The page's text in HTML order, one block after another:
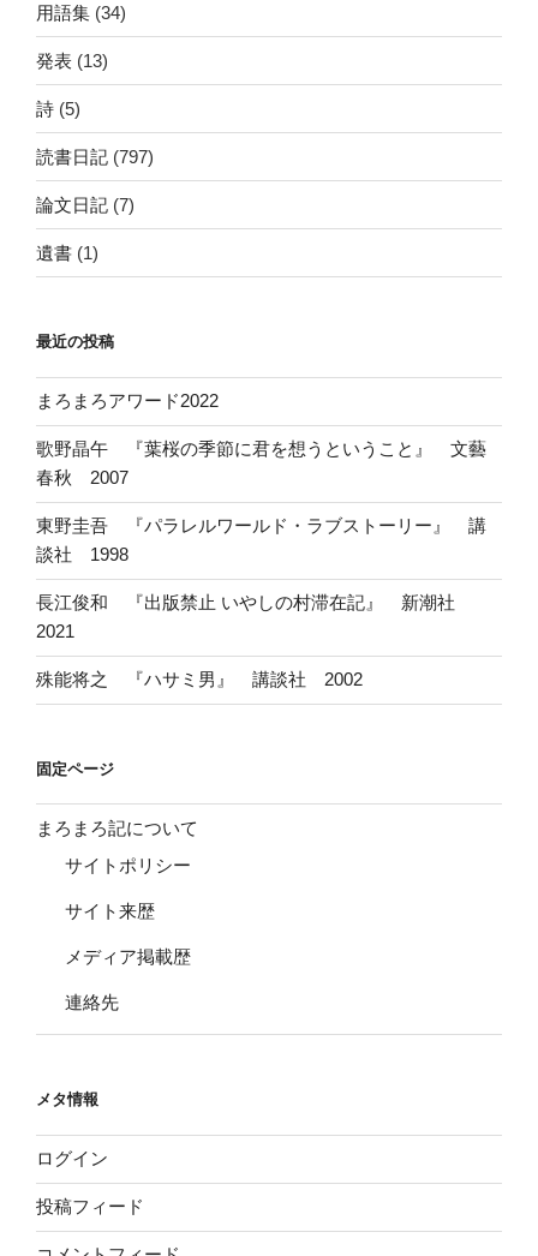
用語集 (34)
発表 (13)
詩 (5)
読書日記 (797)
論文日記 (7)
遺書 (1)
最近の投稿
まろまろアワード2022
歌野晶午 『葉桜の季節に君を想うということ』 文藝
春秋 2007
東野圭吾 『パラレルワールド・ラブストーリー』 講
談社 1998
長江俊和 『出版禁止 いやしの村滞在記』 新潮社
2021
殊能将之 『ハサミ男』 講談社 2002
固定ページ
まろまろ記について
サイトポリシー
サイト来歴
メディア掲載歴
連絡先
メタ情報
ログイン
投稿フィード